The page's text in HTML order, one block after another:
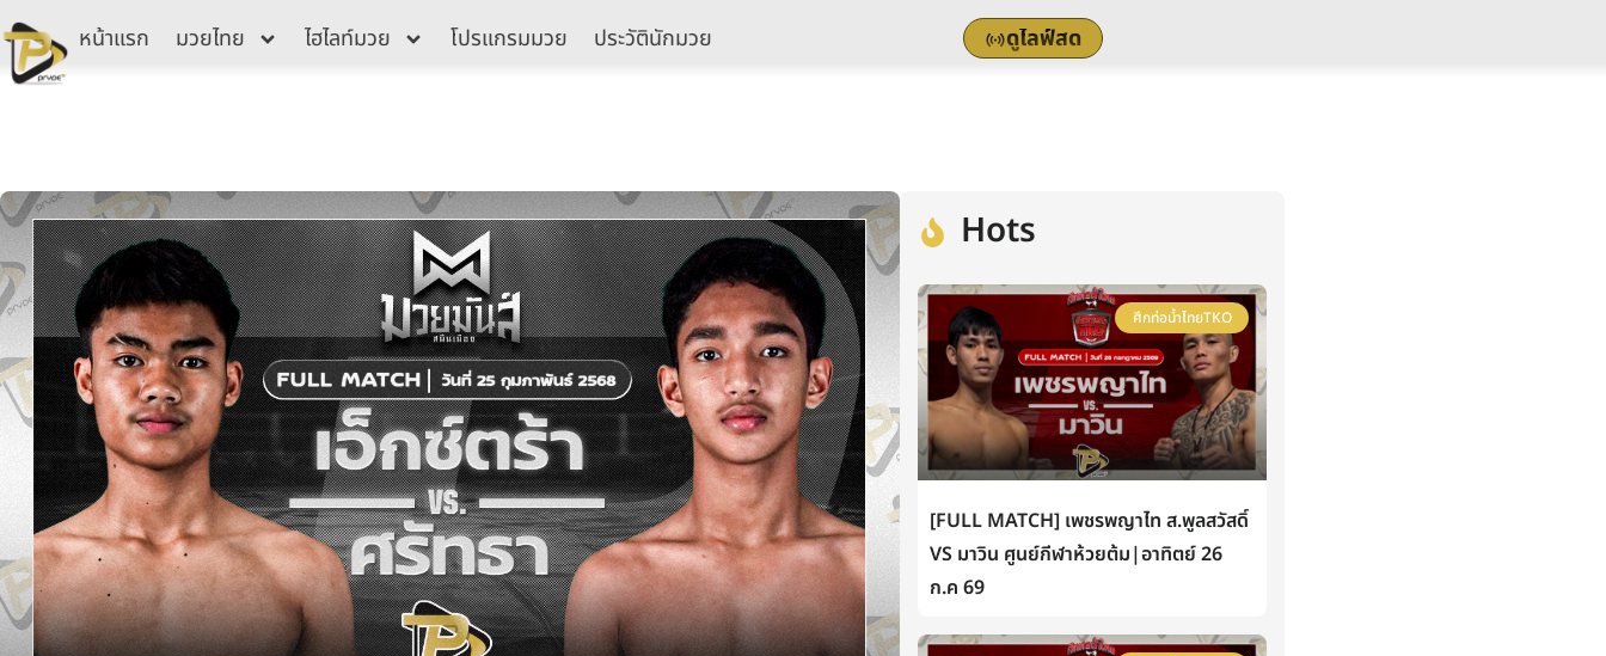
Skip
to
content
หน้าแรก มวยไทย ไฮไลท์มวย โปรแกรมมวย ประวัตินักมวย ดูไลฟ์สด
Hots
ศึกท่อน้ำไทยTKO
[FULL MATCH] เพชรพญาไท ส.พูลสวัสดิ์
VS มาวิน ศูนย์กีฬาห้วยต้ม|อาทิตย์ 26
ก.ค 69